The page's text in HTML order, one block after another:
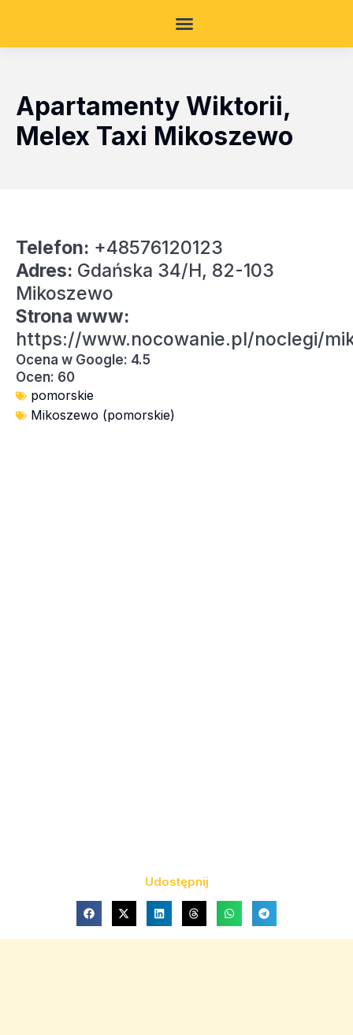
Apartamenty Wiktorii,
Melex Taxi Mikoszewo
Telefon: +48576120123
Adres: Gdańska 34/H, 82-103
Mikoszewo
Strona www:
https://www.nocowanie.pl/noclegi/
Ocena w Google: 4.5
Ocen: 60
pomorskie
Mikoszewo (pomorskie)
Udostępnij